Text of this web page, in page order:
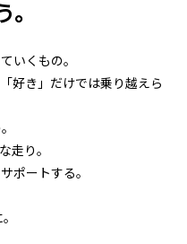
いくもの。
好き」だけでは乗り越えら
走り。
ポートする。